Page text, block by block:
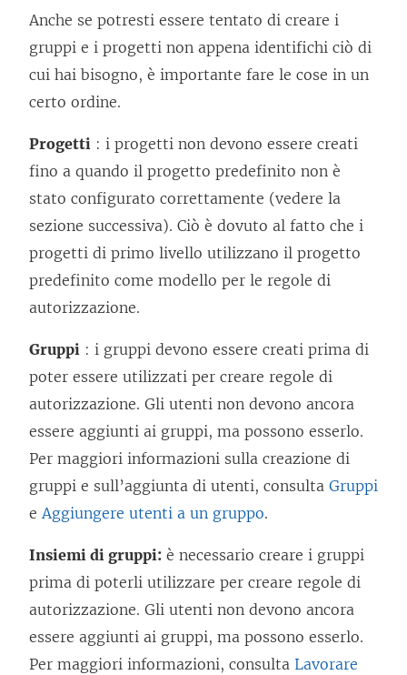
Anche se potresti essere tentato di creare i
gruppi e i progetti non appena identifichi ciò di
cui hai bisogno, è importante fare le cose in un
certo ordine.
Progetti : i progetti non devono essere creati
fino a quando il progetto predefinito non è
stato configurato correttamente (vedere la
sezione successiva). Ciò è dovuto al fatto che i
progetti di primo livello utilizzano il progetto
predefinito come modello per le regole di
autorizzazione.
Gruppi : i gruppi devono essere creati prima di
poter essere utilizzati per creare regole di
autorizzazione. Gli utenti non devono ancora
essere aggiunti ai gruppi, ma possono esserlo.
Per maggiori informazioni sulla creazione di
gruppi e sull’aggiunta di utenti, consulta Gruppi
eAggiungere utenti a un gruppo.
Insiemi di gruppi: è necessario creare i gruppi
prima di poterli utilizzare per creare regole di
autorizzazione. Gli utenti non devono ancora
essere aggiunti ai gruppi, ma possono esserlo.
Per maggiori informazioni, consulta Lavorare